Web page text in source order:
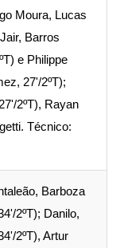
Moura, Lucas
Barros
e Philippe
27'/2ºT);
2ºT), Rayan
Técnico:
Barboza
2ºT); Danilo,
2ºT), Artur